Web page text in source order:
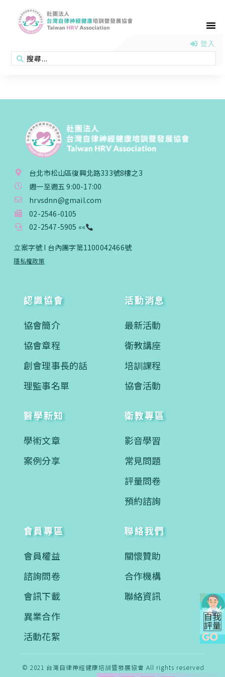
登入
台北市松山區復興北路333號8樓之3
週一至週五 9:00-17:00
hrvsdnn@gmail.com
02-2546-0105
02-2547-5905 ««
立案字號 I 台內團字第1100042466號
隱私權政策
認識協會
協會簡介
協會章程
創會理事長的話
理監事名單
活動消息
最新活動
衛教講座
培訓課程
協會活動
醫學新知
學術文章
案例分享
衛教專區
影音學習
常見問題
評量問卷
預約諮詢
會員專區
會員權益
諮詢問卷
會訊下載
異業合作
活動花絮
聯絡我們
關懷贊助
合作機構
聯絡資訊
© 2021 台灣自律神經健康培訓暨發展協會 All rights reserved
會審核通過後即通知您進行繳費，繳費資訊如下
——
個人會員:
入會費新臺幣1200元，於會員入會時繳納；常年會
費1200元，於每年度繳納。
團體會員:
入會費新臺幣3000元，於會員入會時繳納；常年會
費3000元，於每年度繳納。
戶名: 社團法人台灣自律神經健康培訓暨發展協會
銀行: (013) 國泰世華 南京東路分行